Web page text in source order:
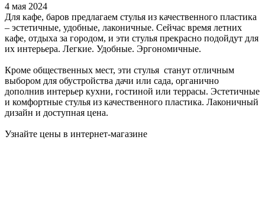
4 мая 2024
Для кафе, баров предлагаем стулья из качественного пластика
– эстетичные, удобные, лаконичные. Сейчас время летних
кафе, отдыха за городом, и эти стулья прекрасно подойдут для
их интерьера. Легкие. Удобные. Эргономичные.
Кроме общественных мест, эти стулья станут отличным
выбором для обустройства дачи или сада, органично
дополнив интерьер кухни, гостиной или террасы. Эстетичные
и комфортные стулья из качественного пластика. Лаконичный
дизайн и доступная цена.
Узнайте цены в интернет-магазине